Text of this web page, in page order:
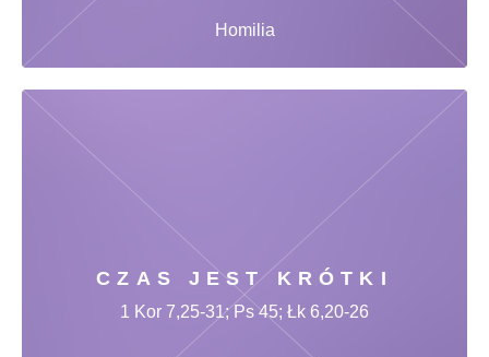
Homilia
CZAS JEST KRÓTKI
1 Kor 7,25-31; Ps 45; Łk 6,20-26